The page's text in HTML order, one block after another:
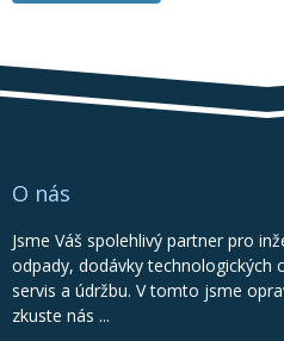
O nás
Jsme Váš spolehlivý partner pro
odpady, dodávky technologických
servis a údržbu. V tomto jsme
zkuste nás ...